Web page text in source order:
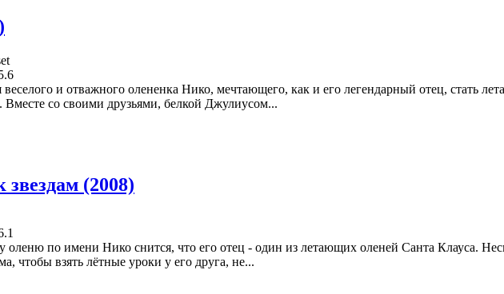
и отважного олененка Нико, мечтающего, как и его легендарный отец, стать
Вместе со своими друзьями, белкой Джулиусом...
(2008)
по имени Нико снится, что его отец - один из летающих оленей Санта Клауса.
чтобы взять лётные уроки у его друга, не...